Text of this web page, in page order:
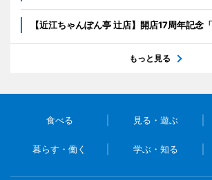
【近江ちゃんぽん亭 辻店】開店17周年記念
もっと見る
食べる 見る・遊ぶ
暮らす・働く 学ぶ・知る